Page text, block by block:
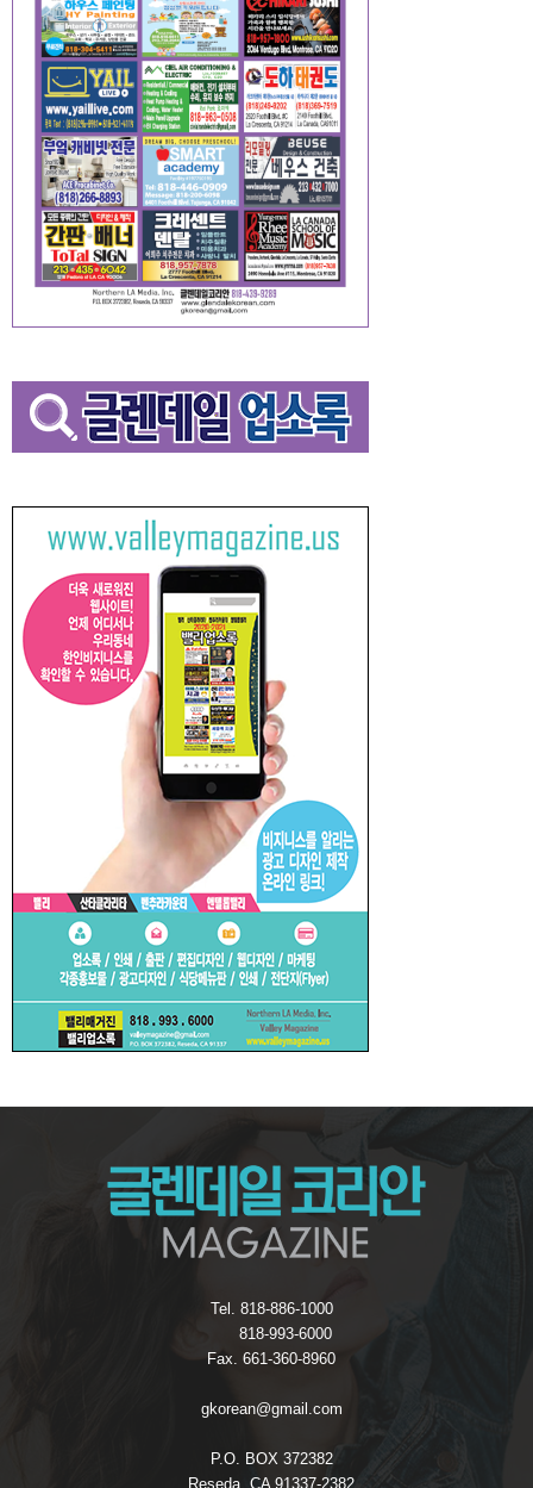
Tel. 818-886-1000
818-993-6000
Fax. 661-360-8960
gkorean@gmail.com
P.O. BOX 372382
Reseda, CA 91337-2382